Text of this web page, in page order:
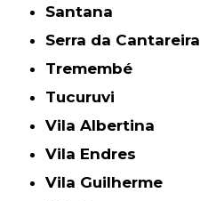
Santana
Serra da Cantareira
Tremembé
Tucuruvi
Vila Albertina
Vila Endres
Vila Guilherme